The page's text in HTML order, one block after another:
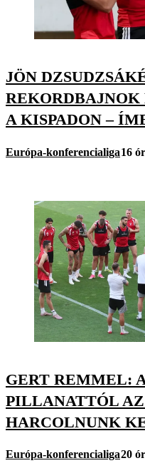
JÖN
A KISPADON –
Európa-konferencialiga16
GERT REMMEL:
PILLANATTÓL
HARCOLNUNK
Európa-konferencialiga20